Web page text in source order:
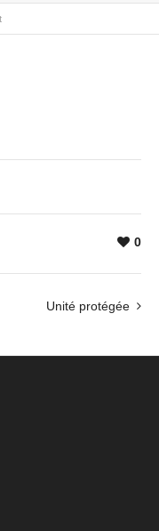
0
Unité protégée